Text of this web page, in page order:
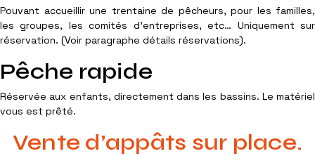
Pouvant accueillir une trentaine de pêcheurs, pour les familles,
les groupes, les comités d'entreprises, etc… Uniquement sur
réservation. (Voir paragraphe détails réservations).
Pêche rapide
Réservée aux enfants, directement dans les bassins. Le matériel
vous est prêté.
Vente d’appâts sur place.